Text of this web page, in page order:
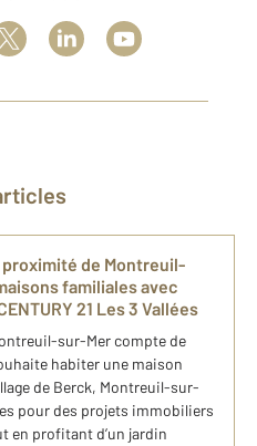
de Montreuil-
familiale​s avec
21 ​L​es 3 Vallées
sur-Mer compte de
habiter une maison
de Berck, Montreuil-sur-
pour des projets immobiliers
en profitant d’un jardin